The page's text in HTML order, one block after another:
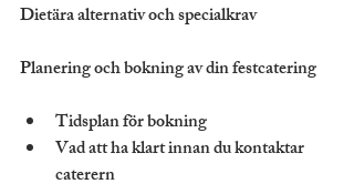
Dietära alternativ och specialkrav
Planering och bokning av din festcatering
Tidsplan för bokning
Vad att ha klart innan du kontaktar
caterern